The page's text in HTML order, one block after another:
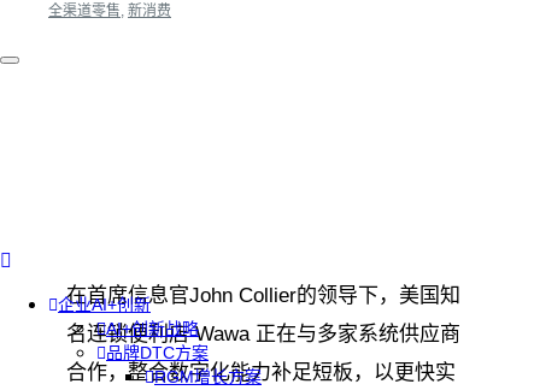
企业AI+创新
AI+创新战略
品牌DTC方案
RGM增长方案
全渠道零售 新消费
在首席信息官John Collier的领导下，美国知
名连锁便利店 Wawa 正在与多家系统供应商
合作，整合数字化能力补足短板，以更快实